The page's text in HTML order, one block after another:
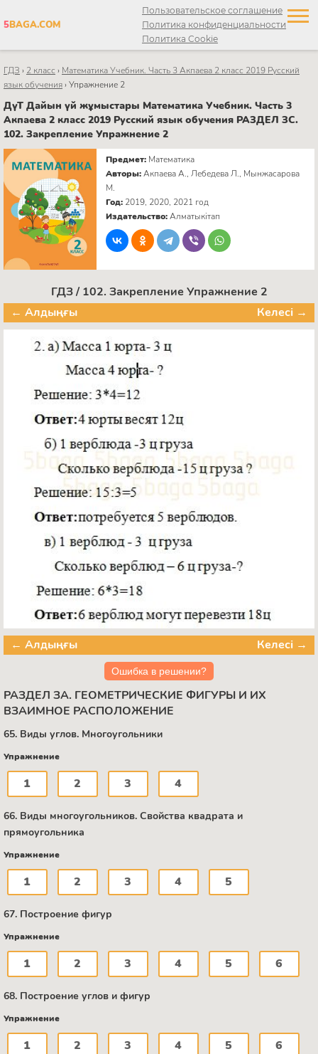
5BAGA.COM
Пользовательское соглашение
Политика конфиденциальности
Политика Cookie
ГДЗ › 2 класс › Математика Учебник. Часть 3 Акпаева 2 класс 2019 Русский
язык обучения›Упражнение 2
ДүТ Дайын үй жұмыстары Математика Учебник. Часть 3
Акпаева 2 класс 2019 Русский язык обучения РАЗДЕЛ ЗС.
102. Закрепление Упражнение 2
Предмет: Математика
Авторы:Акпаева А., Лебедева Л., Мынжасарова
М.
Год: 2019, 2020, 2021 год
Издательство:Алматыкітап
ГДЗ / 102. Закрепление Упражнение 2
← Алдыңғы
Келесі →
← Алдыңғы Келесі →
Ошибка в решении?
РАЗДЕЛ ЗА. ГЕОМЕТРИЧЕСКИЕ ФИГУРЫ И ИХ
ВЗАИМНОЕ РАСПОЛОЖЕНИЕ
65. Виды углов. Многоугольники
Упражнение
1 2 3 4
66. Виды многоугольников. Свойства квадрата и
прямоугольника
Упражнение
1 2 3 4 5
67. Построение фигур
Упражнение
1 2 3 4 5 6
68. Построение углов и фигур
Упражнение
1 2 3 4 5 6